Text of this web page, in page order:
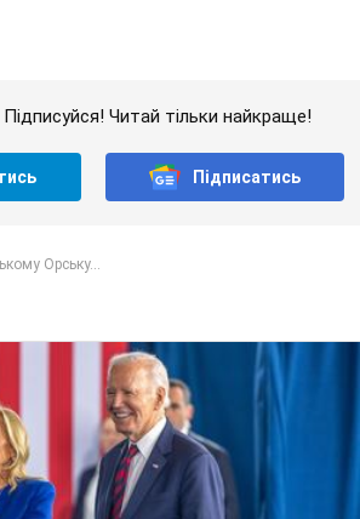
Джо Байдена назвала
який сигналізував про його
цьому належної уваги
т.